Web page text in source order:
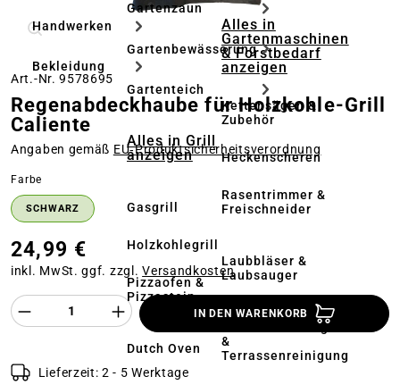
Handwerken
Bekleidung
Gartenzaun
Gartenbewässerung
Gartenteich
Alles in Grill
anzeigen
Gasgrill
Holzkohlegrill
Pizzaofen &
Pizzastein
Dutch Oven
Alles in
Gartenmaschinen
& Forstbedarf
anzeigen
Kettensägen &
Zubehör
Heckenscheren
Rasentrimmer &
Freischneider
Laubbläser &
Laubsauger
Hochdruckreiniger
&
Terrassenreinigung
Art.-Nr. 9578695
Regenabdeckhaube für Holzkohle-Grill
Caliente
Angaben gemäß EU‑Produktsicherheitsverordnung
Farbe
SCHWARZ
24,99 €
inkl. MwSt. ggf. zzgl.Versandkosten
Produkt Anzahl des Produktes
IN DEN WARENKORB
Lieferzeit: 2 - 5 Werktage